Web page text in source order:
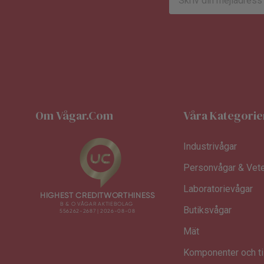
Om Vågar.com Våra
Industrivågar
Personvågar &
Laboratorievågar
Butiksvågar
Mät
Komponenter och